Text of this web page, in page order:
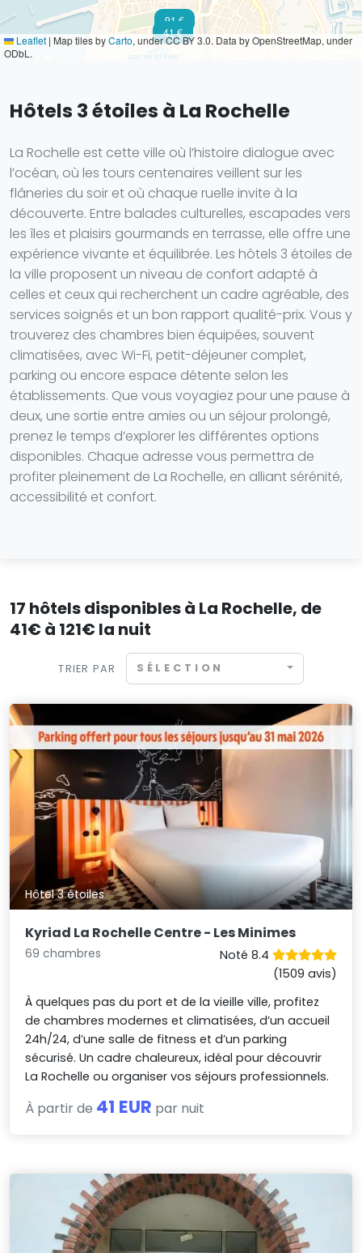
41 €
91 €
Leaflet | Map tiles byCarto, under CC BY 3.0. Data by OpenStreetMap, under
ODbL.
Hôtels 3 étoiles à La Rochelle
La Rochelle est cette ville où l’histoire dialogue avec
l’océan, où les tours centenaires veillent sur les
flâneries du soir et où chaque ruelle invite à la
découverte. Entre balades culturelles, escapades vers
les îles et plaisirs gourmands en terrasse, elle offre une
expérience vivante et équilibrée. Les hôtels 3 étoiles de
la ville proposent un niveau de confort adapté à
celles et ceux qui recherchent un cadre agréable, des
services soignés et un bon rapport qualité-prix. Vous y
trouverez des chambres bien équipées, souvent
climatisées, avec Wi-Fi, petit-déjeuner complet,
parking ou encore espace détente selon les
établissements. Que vous voyagiez pour une pause à
deux, une sortie entre amies ou un séjour prolongé,
prenez le temps d’explorer les différentes options
disponibles. Chaque adresse vous permettra de
profiter pleinement de La Rochelle, en alliant sérénité,
accessibilité et confort.
17 hôtels disponibles à La Rochelle, de
41€ à 121€ la nuit
TRIER PAR SÉLECTION
Hôtel 3 étoiles
Kyriad La Rochelle Centre - Les Minimes
69 chambres
Noté 8.4
(1509 avis)
À quelques pas du port et de la vieille ville, profitez
de chambres modernes et climatisées, d’un accueil
24h/24, d’une salle de fitness et d’un parking
sécurisé. Un cadre chaleureux, idéal pour découvrir
La Rochelle ou organiser vos séjours professionnels.
À partir de 41 EUR par nuit